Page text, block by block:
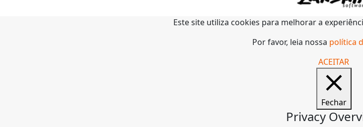
Este site utiliza cookies para melhorar a
Por favor, leia nossa política
ACEITAR
Fechar
Privacy